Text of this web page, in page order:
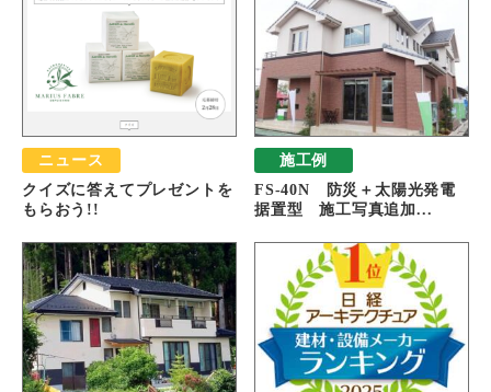
ニュース
クイズに答えてプレゼントを
もらおう!!
施工例
FS-40N 防災＋太陽光発電
据置型 施工写真追加...